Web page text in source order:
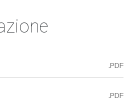
.PDF
.PDF